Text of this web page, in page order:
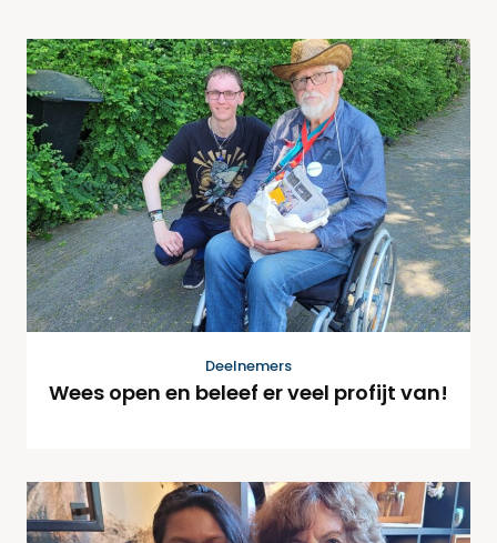
Deelnemers
Wees open en beleef er veel profijt van!